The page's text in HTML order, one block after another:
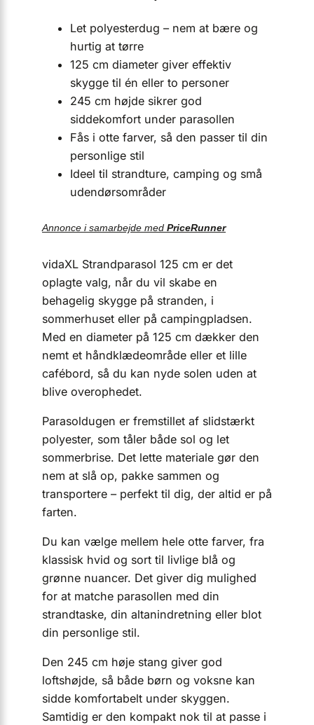
Let polyesterdug – nem at bære og
hurtig at tørre
125 cm diameter giver effektiv
skygge til én eller to personer
245 cm højde sikrer god
siddekomfort under parasollen
Fås i otte farver, så den passer til din
personlige stil
Ideel til strandture, camping og små
udendørsområder
Annonce i samarbejde med PriceRunner
vidaXL Strandparasol 125 cm er det
oplagte valg, når du vil skabe en
behagelig skygge på stranden, i
sommerhuset eller på campingpladsen.
Med en diameter på 125 cm dækker den
nemt et håndklædeområde eller et lille
cafébord, så du kan nyde solen uden at
blive overophedet.
Parasoldugen er fremstillet af slidstærkt
polyester, som tåler både sol og let
sommerbrise. Det lette materiale gør den
nem at slå op, pakke sammen og
transportere – perfekt til dig, der altid er på
farten.
Du kan vælge mellem hele otte farver, fra
klassisk hvid og sort til livlige blå og
grønne nuancer. Det giver dig mulighed
for at matche parasollen med din
strandtaske, din altanindretning eller blot
din personlige stil.
Den 245 cm høje stang giver god
loftshøjde, så både børn og voksne kan
sidde komfortabelt under skyggen.
Samtidig er den kompakt nok til at passe i